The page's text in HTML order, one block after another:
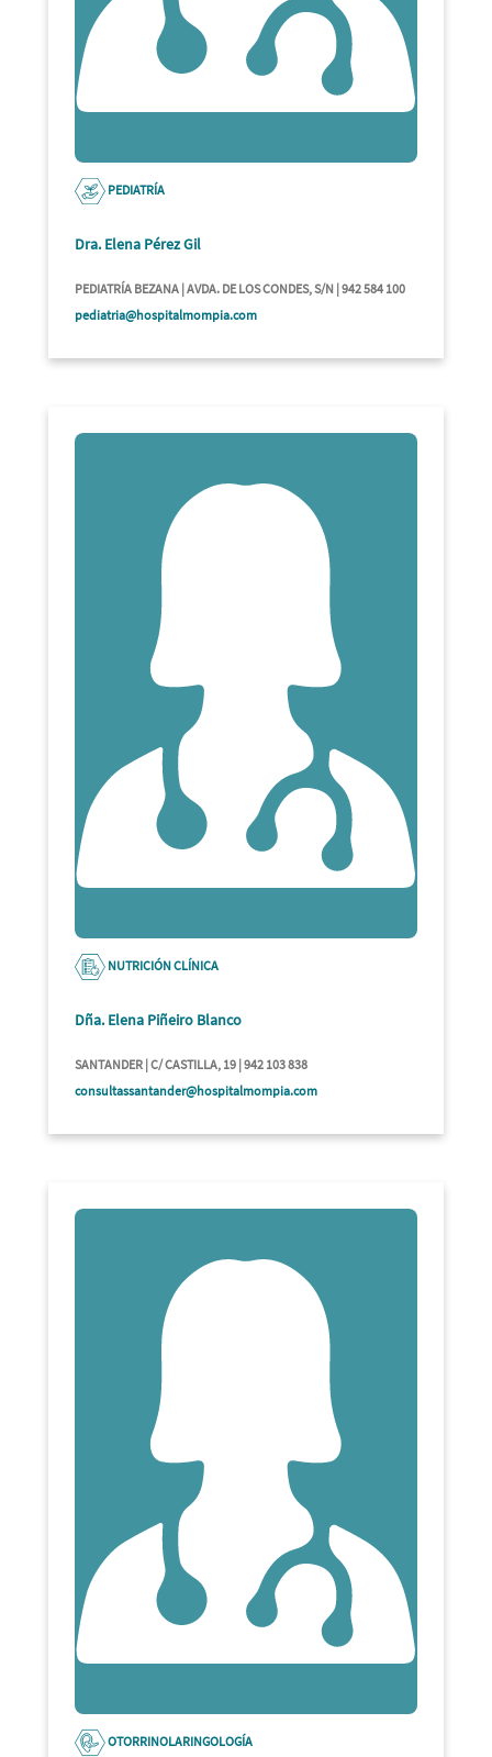
PEDIATRÍA
Dra. Elena Pérez Gil
PEDIATRÍA BEZANA | AVDA. DE LOS CONDES, S/N | 942 584 100
pediatria@hospitalmompia.com
NUTRICIÓN CLÍNICA
Dña. Elena Piñeiro Blanco
SANTANDER | C/ CASTILLA, 19 | 942 103 838
consultassantander@hospitalmompia.com
OTORRINOLARINGOLOGÍA